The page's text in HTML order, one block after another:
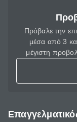
Πρόβαλε την
μέσα από 3
μέγιστη